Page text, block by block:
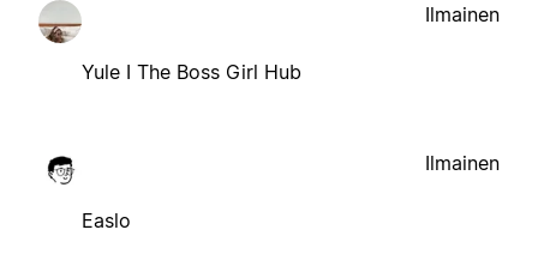
Yule I The Boss Girl Hub
Ilmainen
Easlo
Ilmainen